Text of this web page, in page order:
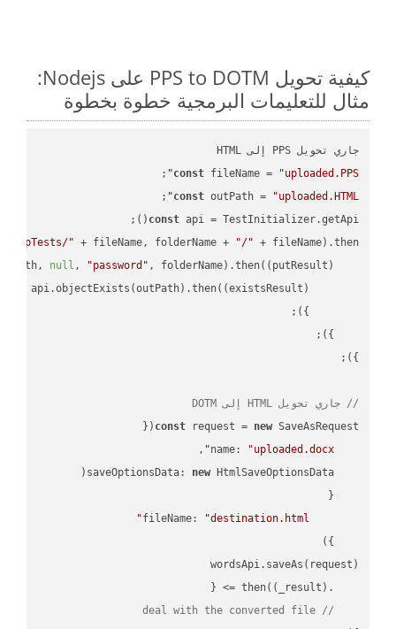
كيفية تحويل PPS to DOTM على Nodejs:
مثال للتعليمات البرمجية خطوة بخطوة
جاري تحويل PPS إلى HTML
const fileName = "uploaded.PPS"
;
const outPath = "uploaded.HTML"
;
const api = TestInitializer.getApi();
"TempTests/" + fileName, folderName + "/" + fileName).then(
null , "password" , folderName).then( ( putResult ) =>
api.objectExists(outPath).then( (existsResult ) =>
// جاري تحويل HTML إلى DOTM
const request = new
name: "uploaded.docx"
saveOptionsData: new
fileName:
"destination.html"
    .then(
( _result ) =>
// deal with the converted file